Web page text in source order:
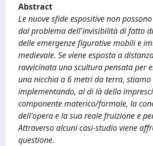
Abstract
Le nuove sfide espositive non
dal problema dell'invisibilità di fatto
delle emergenze figurative mobili e
medievale. Se viene esposta a
ravvicinata una scultura pensata per
una nicchia a 6 metri da terra, stiamo
implementando, al di là della
componente materico/formale, la
dell'opera e la sua reale fruizione e
Attraverso alcuni casi-studio viene
questione.